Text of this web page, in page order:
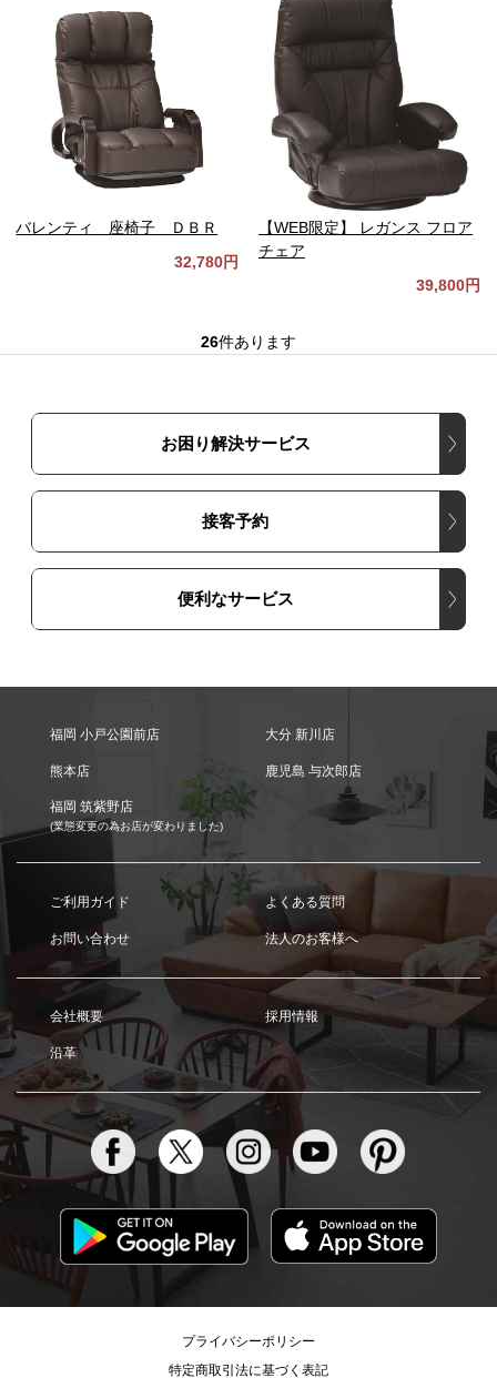
バレンティ 座椅子 ＤＢＲ
32,780円
【WEB限定】 レガンス フロア
チェア
39,800円
26件あります
お困り解決サービス
接客予約
便利なサービス
福岡 小戸公園前店 大分 新川店
熊本店 鹿児島 与次郎店
福岡 筑紫野店
(業態変更の為お店が変わりました)
ご利用ガイド よくある質問
お問い合わせ 法人のお客様へ
会社概要 採用情報
沿革
プライバシーポリシー
特定商取引法に基づく表記